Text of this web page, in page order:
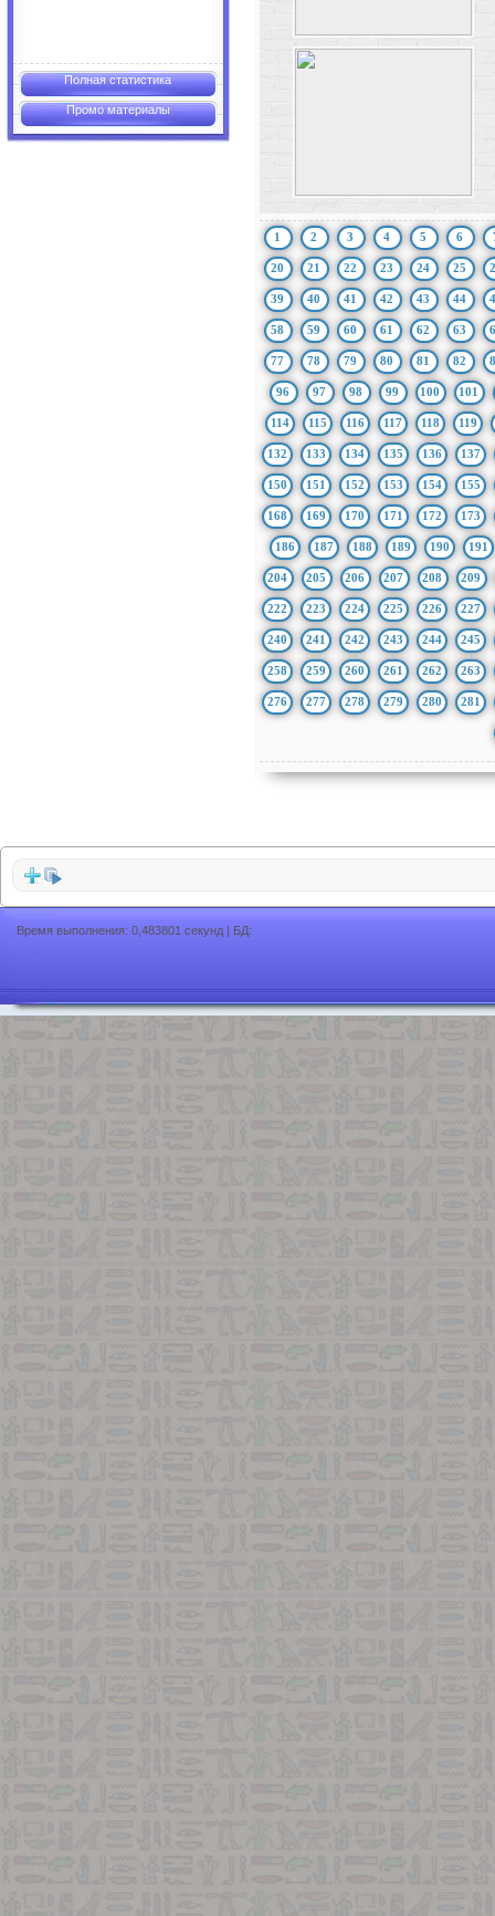
Полная статистика
Промо материалы
1 2 3 4 5 6
20 21 22 23 24 25
39 40 41 42 43 44
58 59 60 61 62 63
77 78 79 80 81 82
96 97 98 99 100 101
114 115 116 117 118 119
132 133 134 135 136 137
150 151 152 153 154 155
168 169 170 171 172 173
186 187 188 189 190 191
204 205 206 207 208 209
222 223 224 225 226 227
240 241 242 243 244 245
258 259 260 261 262 263
276 277 278 279 280 281
Время выполнения: 0,483801 секунд | БД: